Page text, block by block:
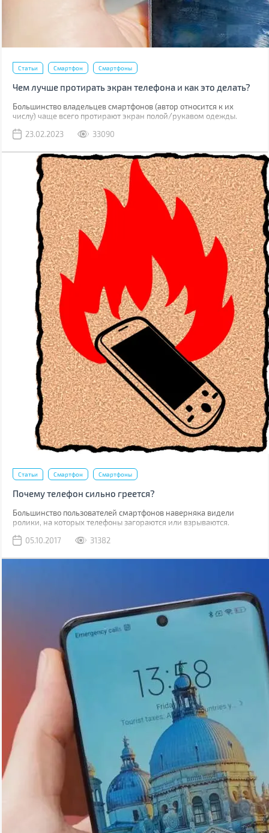
Статьи Смартфон Смартфоны
Чем лучше протирать экран телефона и как это делать?
Большинство владельцев смартфонов (автор относится к их
числу) чаще всего протирают экран полой/рукавом одежды.
приведет, но если вы внимательно присмотритесь к дисплею,
появления – неправильная чистка.
23.02.2023 33090
Статьи Смартфон Смартфоны
Почему телефон сильно греется?
Большинство пользователей смартфонов наверняка видели
ролики, на которых телефоны загораются или взрываются.
является вопрос, насколько это безопасно.
05.10.2017 31382